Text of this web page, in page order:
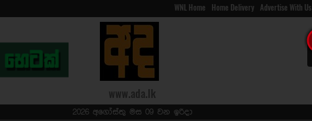
WNL Home Home Delivery Advertise With Us
www.ada.lk
2026 අගෝස්තු මස 09 වන ඉරිදා